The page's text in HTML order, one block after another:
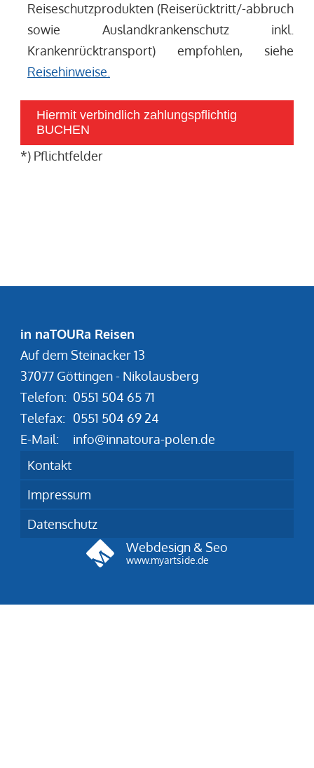
Reiseschutzprodukten (Reiserücktritt/-abbruch
sowie Auslandkrankenschutz inkl.
Krankenrücktransport) empfohlen, siehe
Reisehinweise.
Hiermit verbindlich zahlungspflichtig
BUCHEN
*) Pflichtfelder
in naTOURa Reisen
Auf dem Steinacker 13
37077 Göttingen - Nikolausberg
Telefon: 0551 504 65 71
Telefax: 0551 504 69 24
E-Mail:
info@innatoura-polen.de
Kontakt
Impressum
Datenschutz
Webdesign & Seo
www.myartside.de